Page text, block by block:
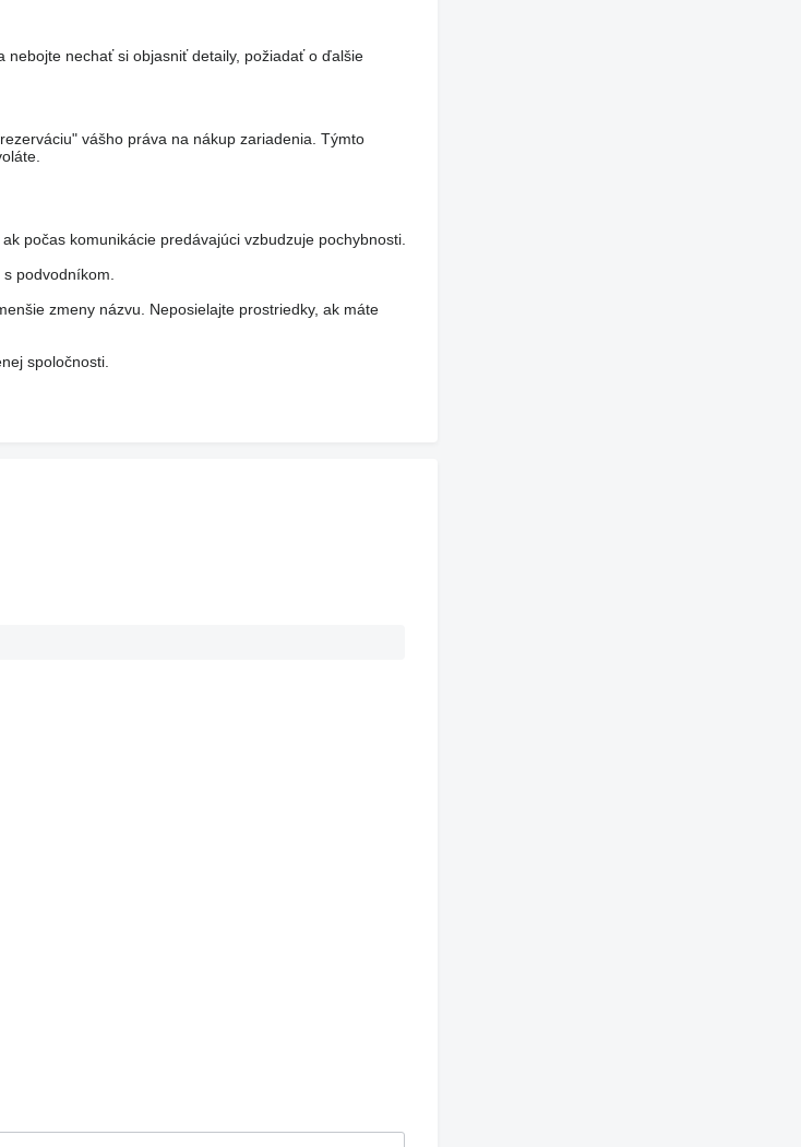
nechať si objasniť detaily, požiadať o ďalšie
vášho práva na nákup zariadenia. Týmto
počas komunikácie predávajúci vzbudzuje pochybnosti.
podvodníkom.
zmeny názvu. Neposielajte prostriedky, ak máte
spoločnosti.